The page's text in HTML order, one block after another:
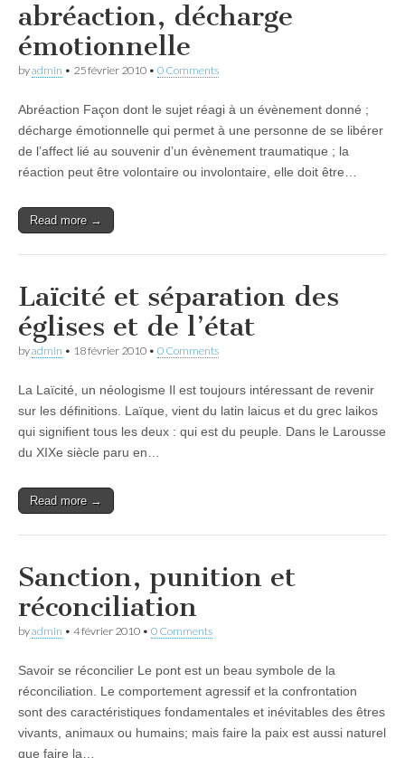
abréaction, décharge
émotionnelle
byadmin • 25 février 2010 • 0 Comments
Abréaction Façon dont le sujet réagi à un évènement donné ;
décharge émotionnelle qui permet à une personne de se libérer
de l’affect lié au souvenir d’un évènement traumatique ; la
réaction peut être volontaire ou involontaire, elle doit être…
Read more →
Laïcité et séparation des
églises et de l’état
byadmin • 18 février 2010 • 0 Comments
La Laïcité, un néologisme Il est toujours intéressant de revenir
sur les définitions. Laïque, vient du latin laicus et du grec laikos
qui signifient tous les deux : qui est du peuple. Dans le Larousse
du XIXe siècle paru en…
Read more →
Sanction, punition et
réconciliation
byadmin • 4 février 2010 • 0 Comments
Savoir se réconcilier Le pont est un beau symbole de la
réconciliation. Le comportement agressif et la confrontation
sont des caractéristiques fondamentales et inévitables des êtres
vivants, animaux ou humains; mais faire la paix est aussi naturel
que faire la…